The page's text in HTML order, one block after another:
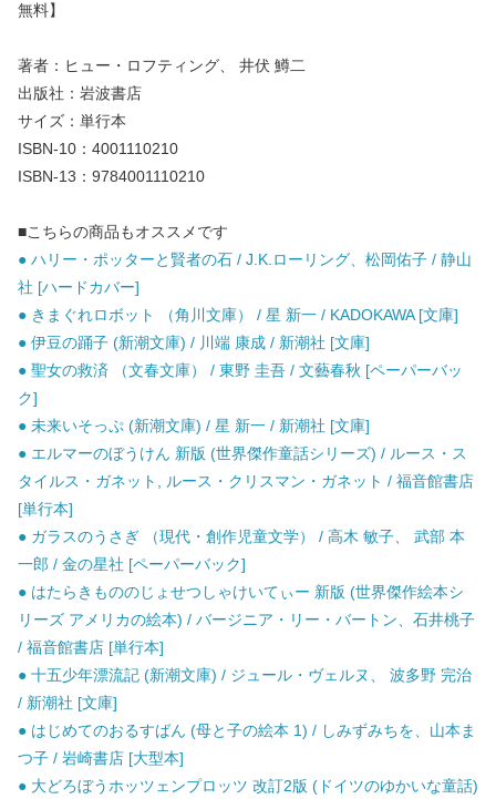
無料】
著者：ヒュー・ロフティング、 井伏 鱒二
出版社：岩波書店
サイズ：単行本
ISBN-10：4001110210
ISBN-13：9784001110210
■こちらの商品もオススメです
● ハリー・ポッターと賢者の石 / J.K.ローリング、松岡佑子 / 静山
社 [ハードカバー]
● きまぐれロボット （角川文庫） / 星 新一 / KADOKAWA [文庫]
● 伊豆の踊子 (新潮文庫) / 川端 康成 / 新潮社 [文庫]
● 聖女の救済 （文春文庫） / 東野 圭吾 / 文藝春秋 [ペーパーバッ
ク]
● 未来いそっぷ (新潮文庫) / 星 新一 / 新潮社 [文庫]
● エルマーのぼうけん 新版 (世界傑作童話シリーズ) / ルース・ス
タイルス・ガネット, ルース・クリスマン・ガネット / 福音館書店
[単行本]
● ガラスのうさぎ （現代・創作児童文学） / 高木 敏子、 武部 本
一郎 / 金の星社 [ペーパーバック]
● はたらきもののじょせつしゃけいてぃー 新版 (世界傑作絵本シ
リーズ アメリカの絵本) / バージニア・リー・バートン、石井桃子
/ 福音館書店 [単行本]
● 十五少年漂流記 (新潮文庫) / ジュール・ヴェルヌ、 波多野 完治
/ 新潮社 [文庫]
● はじめてのおるすばん (母と子の絵本 1) / しみずみちを、山本ま
つ子 / 岩崎書店 [大型本]
● 大どろぼうホッツェンプロッツ 改訂2版 (ドイツのゆかいな童話)